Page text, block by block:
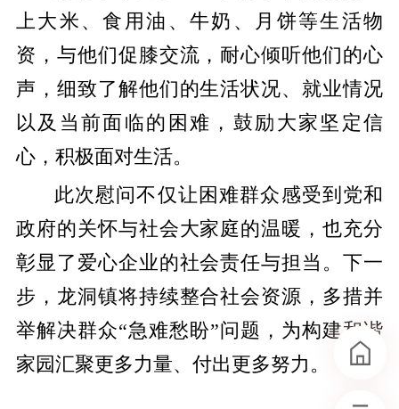
上大米、食用油、牛奶、月饼等生活物
资，与他们促膝交流，耐心倾听他们的心
声，细致了解他们的生活状况、就业情况
以及当前面临的困难，鼓励大家坚定信
心，积极面对生活。
此次慰问不仅让困难群众感受到党和
政府的关怀与社会大家庭的温暖，也充分
彰显了爱心企业的社会责任与担当。下一
步，龙洞镇将持续整合社会资源，多措并
举解决群众“急难愁盼”问题，为构建和谐
家园汇聚更多力量、付出更多努力。